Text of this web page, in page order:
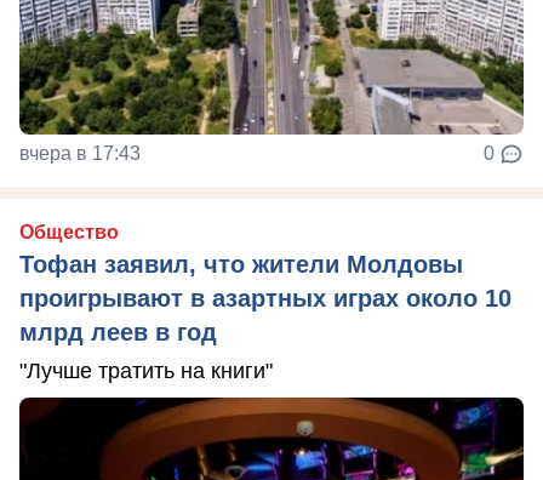
вчера в 17:43 0
Общество
Тофан заявил, что жители Молдовы
проигрывают в азартных играх около 10
млрд леев в год
"Лучше тратить на книги"